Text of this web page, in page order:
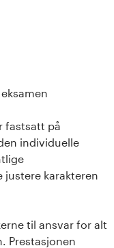
fastsatt på
individuelle
justere karakteren
til ansvar for alt
Prestasjonen